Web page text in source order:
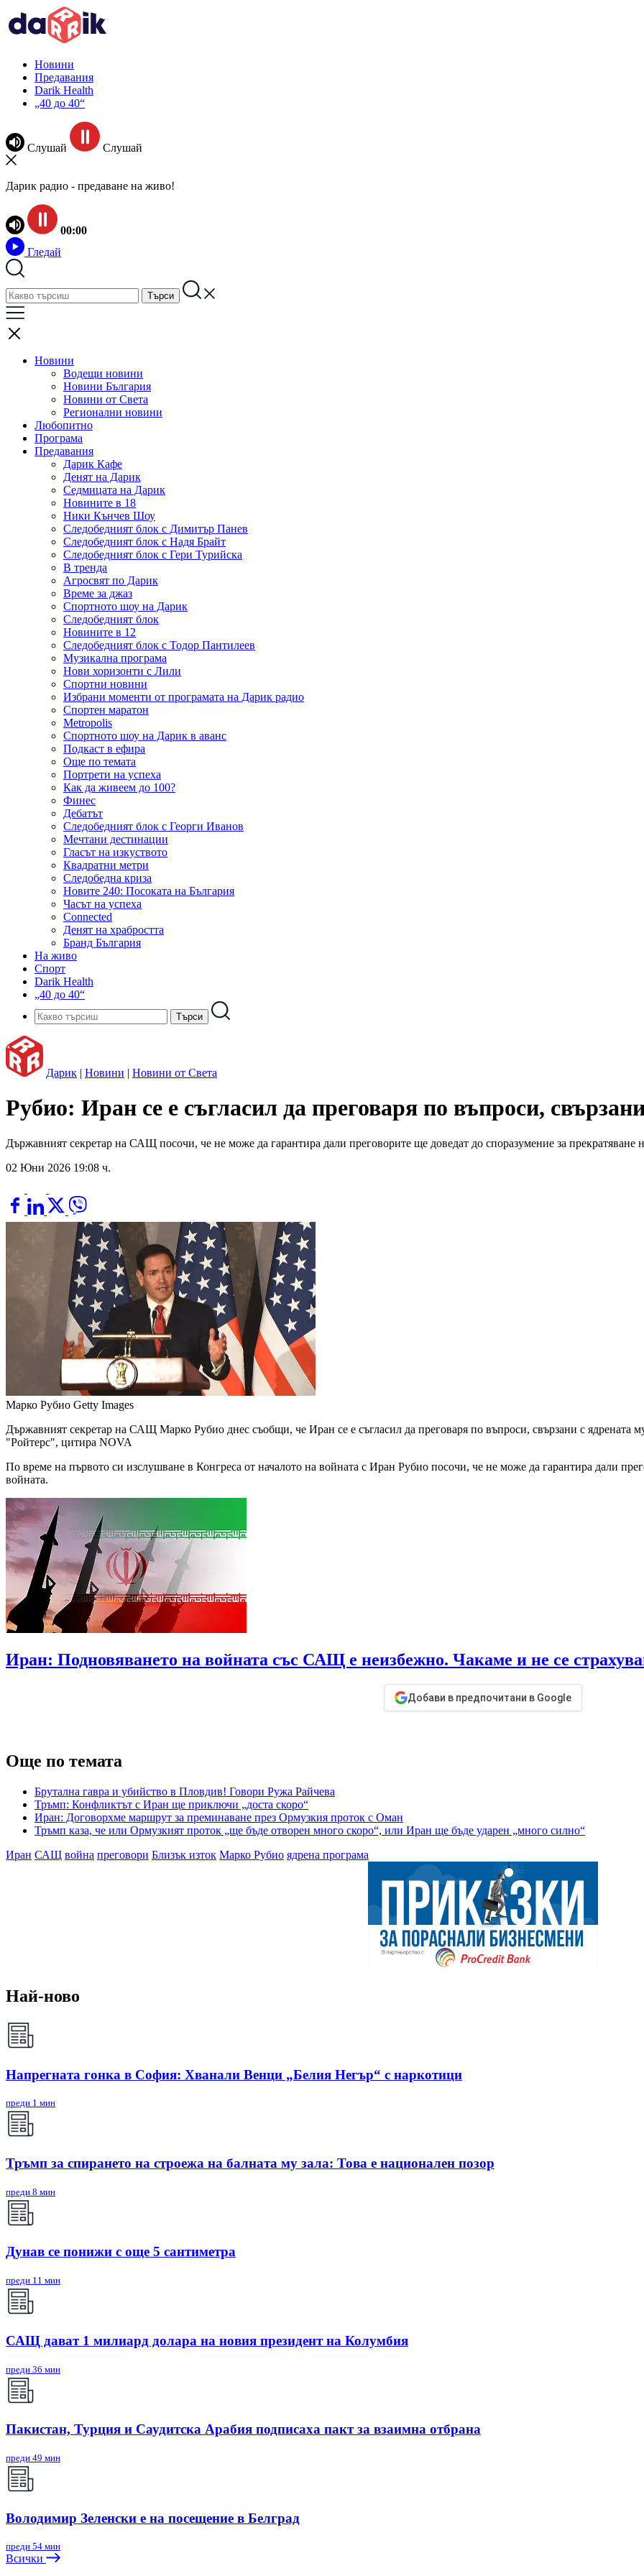
Новини
Предавания
Darik Health
„40 до 40“
Слушай Слушай
Дарик радио - предаване на живо!
00:00
Гледай
Новини
Водещи новини
Новини България
Новини от Света
Регионални новини
Любопитно
Програма
Предавания
Дарик Кафе
Денят на Дарик
Седмицата на Дарик
Новините в 18
Ники Кънчев Шоу
Следобедният блок с Димитър Панев
Следобедният блок с Надя Брайт
Следобедният блок с Гери Турийска
В тренда
Агросвят по Дарик
Време за джаз
Спортното шоу на Дарик
Следобедният блок
Новините в 12
Следобедният блок с Тодор Пантилеев
Музикална програма
Нови хоризонти с Лили
Спортни новини
Избрани моменти от програмата на Дарик радио
Спортен маратон
Metropolis
Спортното шоу на Дарик в аванс
Подкаст в ефира
Още по темата
Портрети на успеха
Как да живеем до 100?
Финес
Дебатът
Следобедният блок с Георги Иванов
Мечтани дестинации
Гласът на изкуството
Квадратни метри
Следобедна криза
Новите 240: Посоката на България
Часът на успеха
Connected
Денят на храбростта
Бранд България
На живо
Спорт
Darik Health
„40 до 40“
Дарик | Новини | Новини от Света
Рубио: Иран се е съгласил да преговаря по въпроси,
Държавният секретар на САЩ посочи, че не може да гарантира дали преговорите ще доведат до споразумение за прекратяване
02 Юни 2026 19:08 ч.
Марко Рубио Getty Images
Държавният секретар на САЩ Марко Рубио днес съобщи, че Иран се е съгласил да преговаря по въпроси, свързани с ядрената
"Ройтерс", цитира NOVA
По време на първото си изслушване в Конгреса от началото на войната с Иран Рубио посочи, че не може да гарантира дали
войната.
Иран: Подновяването на войната със САЩ е неизбежно. Чакаме и не се
Добави в предпочитани в Google
Още по темата
Брутална гавра и убийство в Пловдив! Говори Ружа Райчева
Тръмп: Конфликтът с Иран ще приключи „доста скоро“
Иран: Договорхме маршрут за преминаване през Ормузкия проток с Оман
Тръмп каза, че или Ормузкият проток „ще бъде отворен много скоро“, или Иран ще бъде ударен „много силно“
Иран САЩ война преговори Близък изток Марко Рубио ядрена програма
Най-ново
Напрегната гонка в София: Хванали Венци „Белия Негър“ с наркотици
преди 1 мин
Тръмп за спирането на строежа на балната му зала: Това е национален позор
преди 8 мин
Дунав се понижи с още 5 сантиметра
преди 11 мин
САЩ дават 1 милиард долара на новия президент на Колумбия
преди 36 мин
Пакистан, Турция и Саудитска Арабия подписаха пакт за взаимна отбрана
преди 49 мин
Володимир Зеленски е на посещение в Белград
преди 54 мин
Всички